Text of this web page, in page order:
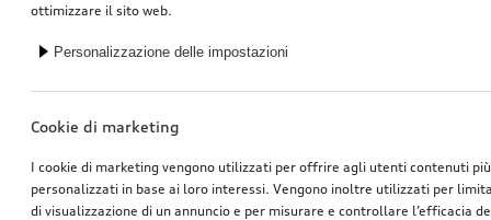
ottimizzare il sito web.
Personalizzazione delle impostazioni
Cookie di marketing
I cookie di marketing vengono utilizzati per offrire agli utenti contenuti
personalizzati in base ai loro interessi. Vengono inoltre utilizzati per
di visualizzazione di un annuncio e per misurare e controllare l’efficacia